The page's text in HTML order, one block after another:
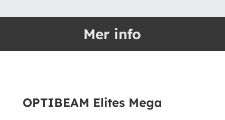
Mer info
OPTIBEAM Elites Mega